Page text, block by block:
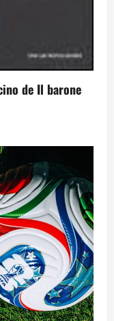
de Il barone